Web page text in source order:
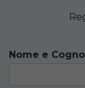
Nome e